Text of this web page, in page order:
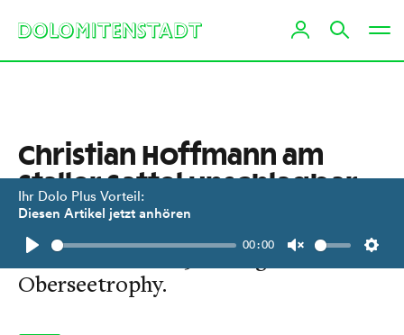
Ihr Dolo Plus Vorteil:
Diesen Artikel jetzt anhören
Play
00:00
Unmute
Christian Hoffmann am
Staller Sattel unschlagbar
Der Oberösterreicher gewann bei
Kaiserwetter die 9. Auflage der
Oberseetrophy.